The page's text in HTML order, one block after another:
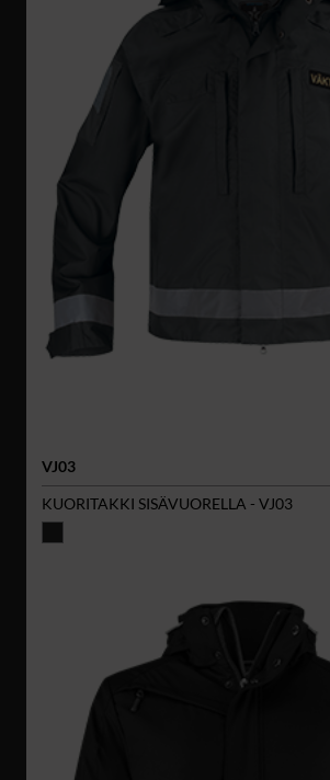
VJ03
KUORITAKKI SISÄVUORELLA - VJ03